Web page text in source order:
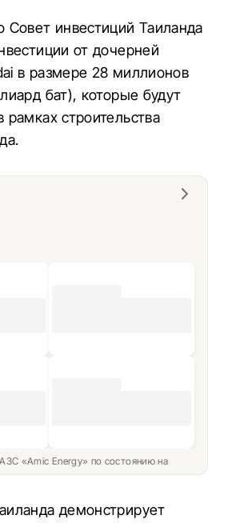
Совет инвестиций Таиланда
от дочерней
в размере 28 миллионов
бат), которые будут
рамках строительства
«Amic Energy» по состоянию на
демонстрирует